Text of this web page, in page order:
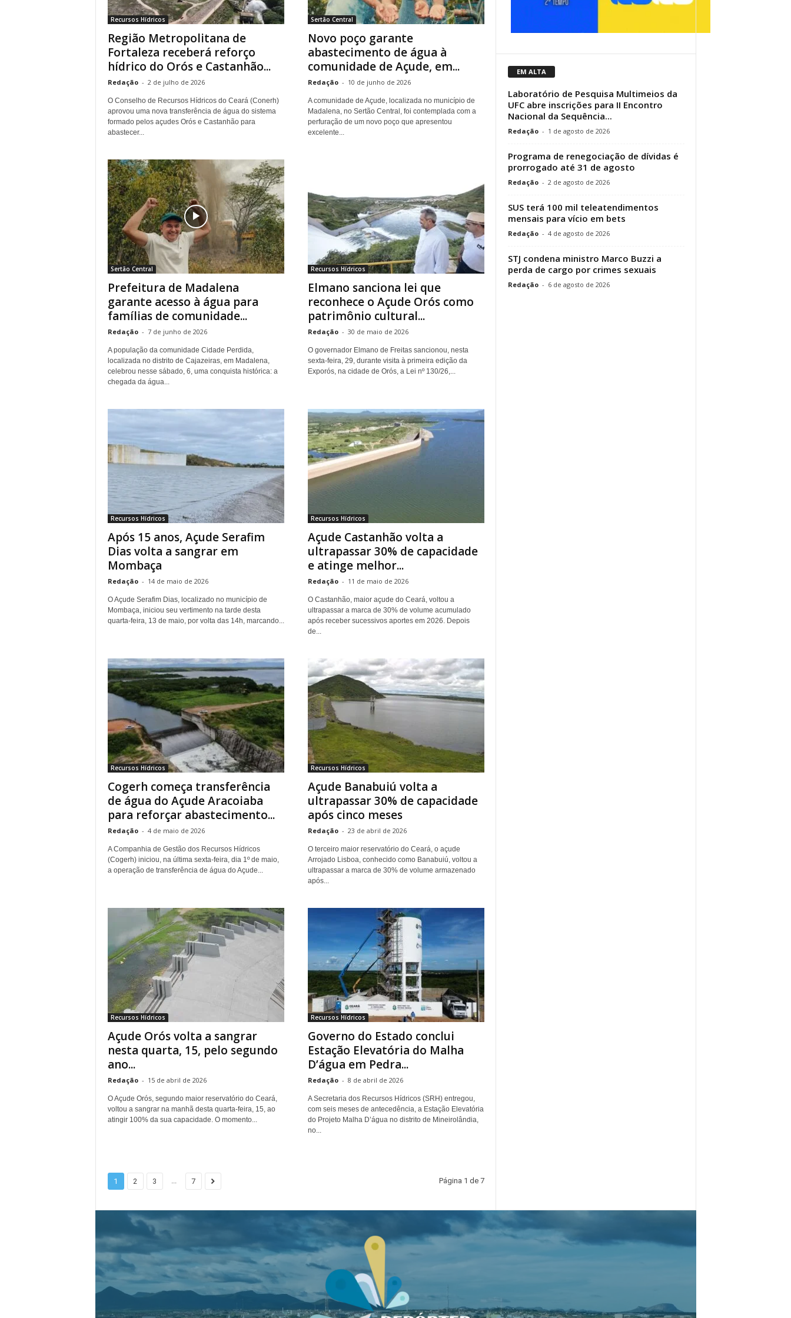
Recursos Hídricos
Região Metropolitana de
Fortaleza receberá reforço
hídrico do Orós e Castanhão...
Redação - 2 de julho de 2026
O Conselho de Recursos Hídricos do Ceará (Conerh)
aprovou uma nova transferência de água do sistema
formado pelos açudes Orós e Castanhão para
abastecer...
Sertão Central
Novo poço garante
abastecimento de água à
comunidade de Açude, em...
Redação - 10 de junho de 2026
A comunidade de Açude, localizada no município de
Madalena, no Sertão Central, foi contemplada com a
perfuração de um novo poço que apresentou
excelente...
Sertão Central
Prefeitura de Madalena
garante acesso à água para
famílias de comunidade...
Redação - 7 de junho de 2026
A população da comunidade Cidade Perdida,
localizada no distrito de Cajazeiras, em Madalena,
celebrou nesse sábado, 6, uma conquista histórica: a
chegada da água...
Recursos Hídricos
Elmano sanciona lei que
reconhece o Açude Orós como
patrimônio cultural...
Redação - 30 de maio de 2026
O governador Elmano de Freitas sancionou, nesta
sexta-feira, 29, durante visita à primeira edição da
Exporós, na cidade de Orós, a Lei nº 130/26,...
Recursos Hídricos
Após 15 anos, Açude Serafim
Dias volta a sangrar em
Mombaça
Redação - 14 de maio de 2026
O Açude Serafim Dias, localizado no município de
Mombaça, iniciou seu vertimento na tarde desta
quarta-feira, 13 de maio, por volta das 14h, marcando...
Recursos Hídricos
Açude Castanhão volta a
ultrapassar 30% de capacidade
e atinge melhor...
Redação - 11 de maio de 2026
O Castanhão, maior açude do Ceará, voltou a
ultrapassar a marca de 30% de volume acumulado
após receber sucessivos aportes em 2026. Depois
de...
Recursos Hídricos
Cogerh começa transferência
de água do Açude Aracoiaba
para reforçar abastecimento...
Redação - 4 de maio de 2026
A Companhia de Gestão dos Recursos Hídricos
(Cogerh) iniciou, na última sexta-feira, dia 1º de maio,
a operação de transferência de água do Açude...
Recursos Hídricos
Açude Banabuiú volta a
ultrapassar 30% de capacidade
após cinco meses
Redação - 23 de abril de 2026
O terceiro maior reservatório do Ceará, o açude
Arrojado Lisboa, conhecido como Banabuiú, voltou a
ultrapassar a marca de 30% de volume armazenado
após...
Recursos Hídricos
Açude Orós volta a sangrar
nesta quarta, 15, pelo segundo
ano...
Redação - 15 de abril de 2026
O Açude Orós, segundo maior reservatório do Ceará,
voltou a sangrar na manhã desta quarta-feira, 15, ao
atingir 100% da sua capacidade. O momento...
Recursos Hídricos
Governo do Estado conclui
Estação Elevatória do Malha
D’água em Pedra...
Redação - 8 de abril de 2026
A Secretaria dos Recursos Hídricos (SRH) entregou,
com seis meses de antecedência, a Estação Elevatória
do Projeto Malha D’água no distrito de Mineirolândia,
no...
1 2 3 ... 7 Página 1 de 7
EM ALTA
Laboratório de Pesquisa Multimeios da
UFC abre inscrições para II Encontro
Nacional da Sequência...
Redação - 1 de agosto de 2026
Programa de renegociação de dívidas é
prorrogado até 31 de agosto
Redação - 2 de agosto de 2026
SUS terá 100 mil teleatendimentos
mensais para vício em bets
Redação - 4 de agosto de 2026
STJ condena ministro Marco Buzzi a
perda de cargo por crimes sexuais
Redação - 6 de agosto de 2026